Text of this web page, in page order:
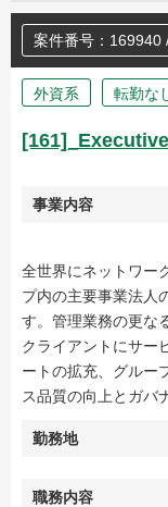
案件番号：169940
外資系 転勤な
事業内容
全世界にネットワー
プ内の主要事業法人
す。管理業務の更な
クライアントにサー
ートの拡充、グルー
ス品質の向上とガバ
勤務地
職務内容